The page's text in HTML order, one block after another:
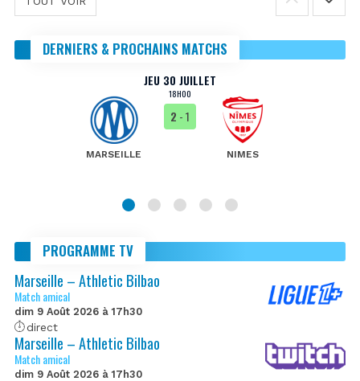
DERNIERS & PROCHAINS MATCHS
JEU 30 JUILLET
18H00
MARSEILLE
2 - 1
NIMES
PROGRAMME TV
Marseille – Athletic Bilbao
Match amical
dim 9 Août 2026 à 17h30
direct
Marseille – Athletic Bilbao
Match amical
dim 9 Août 2026 à 17h30